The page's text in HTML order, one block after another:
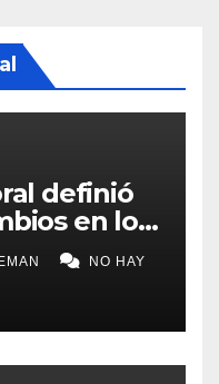
definió
en los
en LaNO HAY